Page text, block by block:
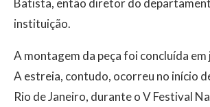
Batista, então diretor do
instituição.
A montagem da peça foi concluída
A estreia, contudo, ocorreu no início
Rio de Janeiro, durante o V Festival